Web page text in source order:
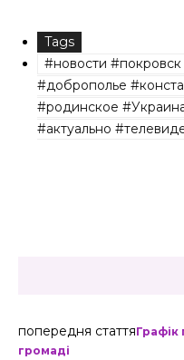
Tags
#новости
#доброполье
#родинское
#актуально
попередня статтяГрафік
громаді